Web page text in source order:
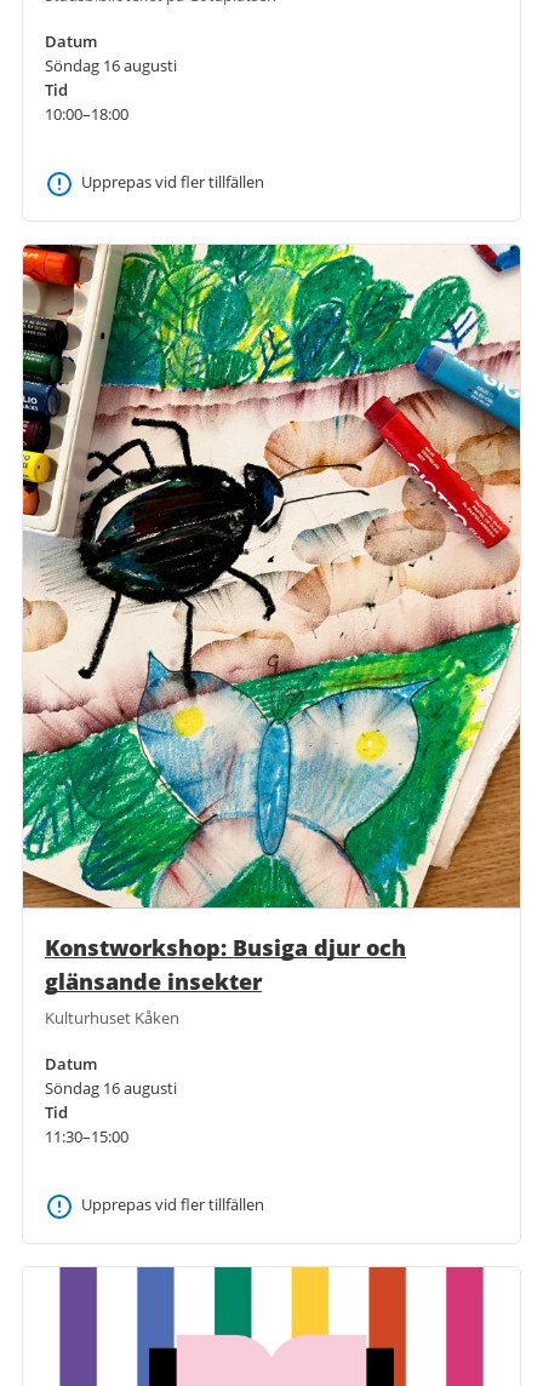
Datum
Söndag 16 augusti
Tid
10:00–18:00
Upprepas vid fler tillfällen
Konstworkshop: Busiga djur och
glänsande insekter
Kulturhuset Kåken
Datum
Söndag 16 augusti
Tid
11:30–15:00
Upprepas vid fler tillfällen